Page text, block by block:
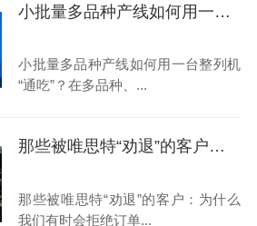
小批量多品种产线如何用一台整列机“通吃”？
小批量多品种产线如何用一台整列机
“通吃”？在多品种、...
那些被唯思特“劝退”的客户：为什么我们有时会拒绝订单？
那些被唯思特“劝退”的客户：为什么
我们有时会拒绝订单...